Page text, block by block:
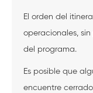
El orden del
operacionales,
del programa.
Es posible que
encuentre